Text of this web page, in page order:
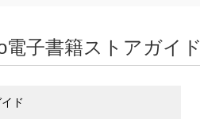
電子書籍ストアガイド
ド